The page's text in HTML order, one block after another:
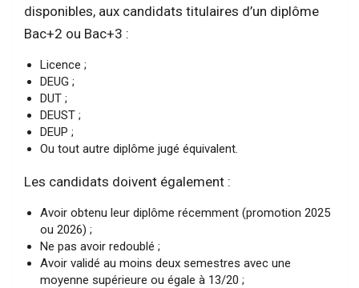
disponibles, aux candidats titulaires d’un diplôme
Bac+2 ou Bac+3 :
Licence ;
DEUG ;
DUT ;
DEUST ;
DEUP ;
Ou tout autre diplôme jugé équivalent.
Les candidats doivent également :
Avoir obtenu leur diplôme récemment (promotion 2025
ou 2026) ;
Ne pas avoir redoublé ;
Avoir validé au moins deux semestres avec une
moyenne supérieure ou égale à 13/20 ;